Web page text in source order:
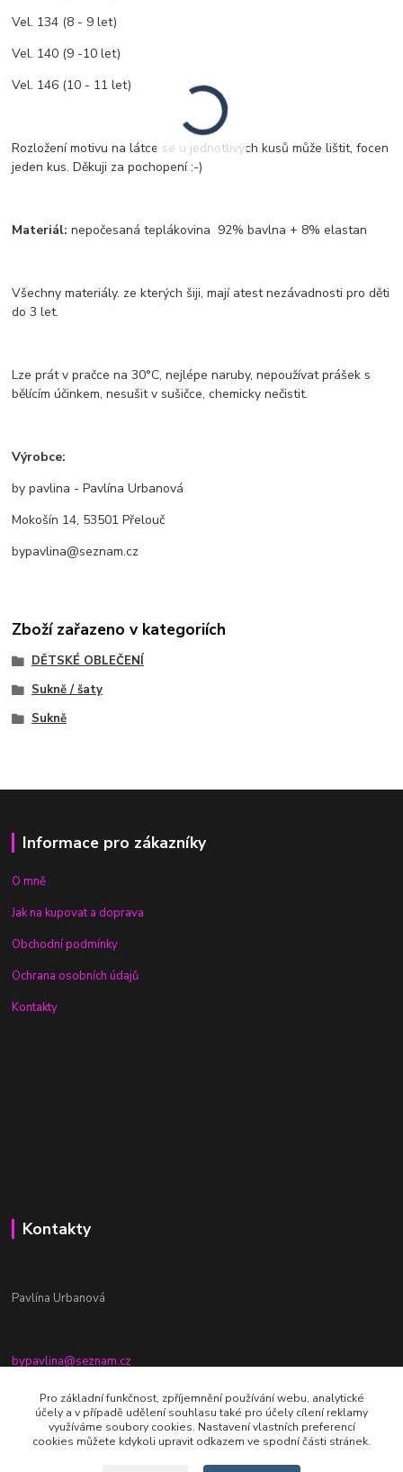
Vel. 134 (8 - 9 let)
Vel. 140 (9 -10 let)
Vel. 146 (10 - 11 let)
Rozložení motivu na látce se u jednotlivých kusů může lištit, focen
jeden kus. Děkuji za pochopení :-)
Materiál:nepočesaná teplákovina 92% bavlna + 8% elastan
Všechny materiály. ze kterých šiji, mají atest nezávadnosti pro děti
do 3 let.
Lze prát v pračce na 30°C, nejlépe naruby, nepoužívat prášek s
bělícím účinkem, nesušit v sušičce, chemicky nečistit.
Výrobce:
by pavlina - Pavlína Urbanová
Mokošín 14, 53501 Přelouč
bypavlina@seznam.cz
Zboží zařazeno v kategoriích
DĚTSKÉ OBLEČENÍ
Sukně / šaty
Sukně
Informace pro zákazníky
O mně
Jak na kupovat a doprava
Obchodní podmínky
Ochrana osobních údajů
Kontakty
Kontakty
Pavlína Urbanová
bypavlina@seznam.cz
+420774917196
Fb stránka - By pavlina
Pro základní funkčnost, zpříjemnění používání webu, analytické
účely a v případě udělení souhlasu také pro účely cílení reklamy
využíváme soubory cookies. Nastavení vlastních preferencí
cookies můžete kdykoli upravit odkazem ve spodní části stránek.